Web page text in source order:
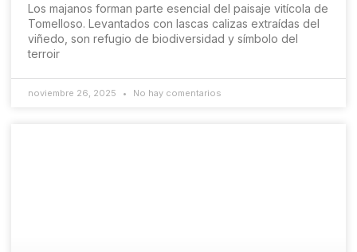
Los majanos forman parte esencial del paisaje vitícola de
Tomelloso. Levantados con lascas calizas extraídas del
viñedo, son refugio de biodiversidad y símbolo del
terroir
noviembre 26, 2025 No hay comentarios